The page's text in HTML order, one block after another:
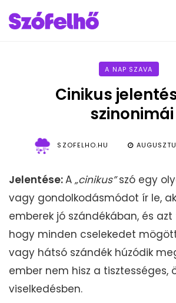
A NAP SZAVA
Cinikus
szinonimái
SZOFELHO.HU
Jelentése:A „cinikus”szó egy
vagy gondolkodásmódot ír le,
emberek jó szándékában, és
hogy minden cselekedet
vagy hátsó szándék húzódik
ember nem hisz a tisztességes,
viselkedésben.